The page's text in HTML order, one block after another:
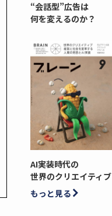
“会話型”広告は
何を変えるのか？
AI実装時代の
世界のクリエイティブ
もっと見る